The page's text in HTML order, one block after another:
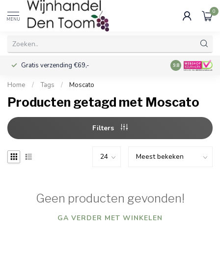
MENU
0
Gratis verzending €69,- Voor 16:00
9.8
Home / Tags / Moscato
Producten getagd met Moscato
Filters
Geen producten gevonden!
GA VERDER MET WINKELEN